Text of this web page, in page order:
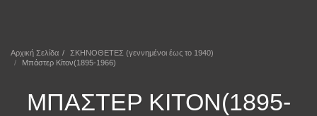
Αρχική Σελίδα
ΣΚΗΝΟΘΕΤΕΣ (γεννημένοι έως το 1940)
Μπάστερ Κίτον(1895-1966)
ΜΠΆΣΤΕΡ ΚΊΤΟΝ(1895-